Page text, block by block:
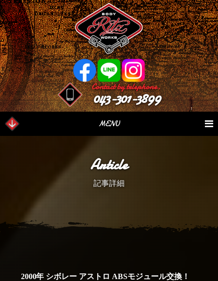
Contact by telephone.
043-301-3899
MENU
Our Serivce
Parts Sales 作業日誌
Article
記事詳細
2000年 シボレー アストロ ABSモジュール交換！